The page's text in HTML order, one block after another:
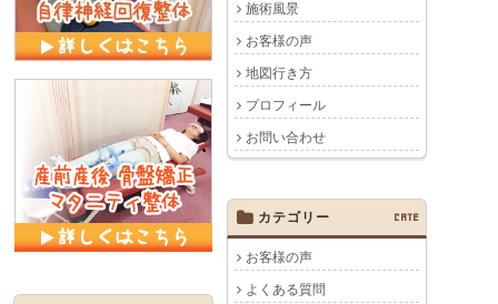
施術風景
お客様の声
地図行き方
プロフィール
お問い合わせ
カテゴリー CATE
お客様の声
よくある質問